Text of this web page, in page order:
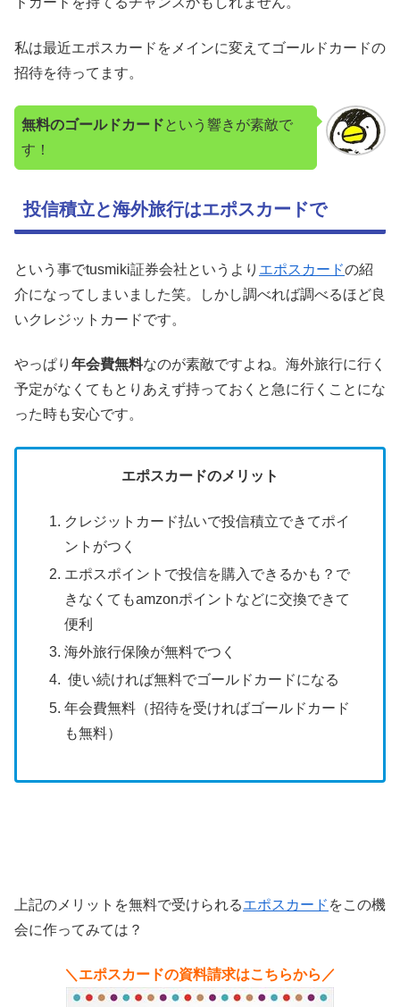
私は最近エポスカードをメインに変えてゴールドカードの
招待を待ってます。
無料のゴールドカードという響きが素敵で
す！
投信積立と海外旅行はエポスカードで
という事でtusmiki証券会社というより エポスカードの紹
介になってしまいました笑。しかし調べれば調べるほど良
いクレジットカードです。
やっぱり 年会費無料なのが素敵ですよね。海外旅行に行く
予定がなくてもとりあえず持っておくと急に行くことにな
った時も安心です。
エポスカードのメリット
クレジットカード払いで投信積立できてポイ
ントがつく
エポスポイントで投信を購入できるかも？で
きなくてもamzonポイントなどに交換できて
便利
海外旅行保険が無料でつく
使い続ければ無料でゴールドカードになる
年会費無料（招待を受ければゴールドカード
も無料）
上記のメリットを無料で受けられるエポスカード をこの機
会に作ってみては？
＼エポスカードの資料請求はこちらから／